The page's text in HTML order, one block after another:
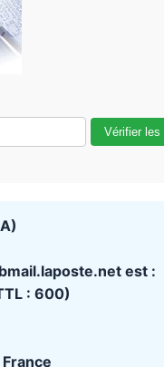
Vérifier les
est :
: 600)